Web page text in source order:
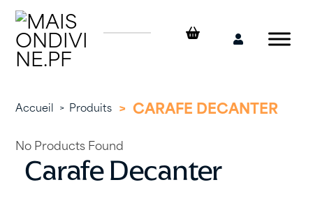
Skip
content
Mon
Accueil > Produits > CARAFE DECANTER
Carafe Decanter
No Products Found